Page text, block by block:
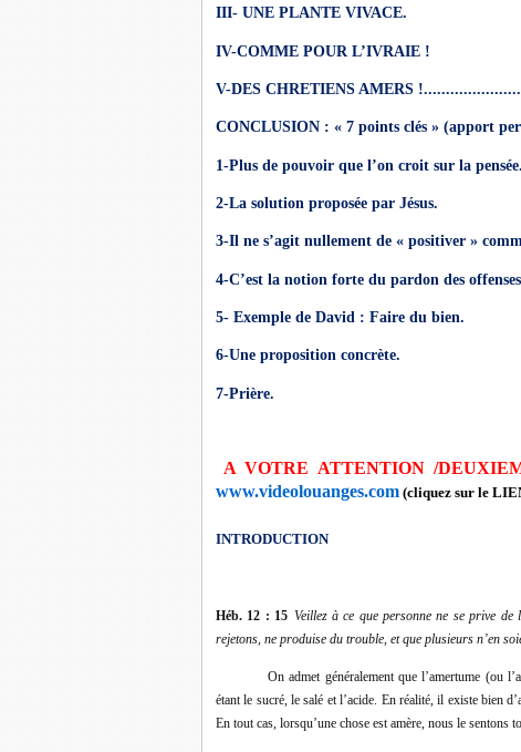
III- UNE PLANTE VIVACE.
IV-COMME POUR L’IVRAIE !
V-DES CHRETIENS AMERS
CONCLUSION : « 7 points clés » (apport
1-Plus de pouvoir que l’on croit sur la pensée.
2-La solution proposée par Jésus.
3-Il ne s’agit nullement de « positiver »
4-C’est la notion forte du pardon des
5- Exemple de David : Faire du bien.
6-Une proposition concrète.
7-Prière.
A VOTRE ATTENTION /
www.videolouanges.com (cliquez sur le
INTRODUCTION
Héb. 12 : 15 Veillez à ce que personne ne se prive
rejetons, ne produise du trouble, et que plusieurs n’en
On admet généralement que l’amertume (ou
étant le sucré, le salé et l’acide. En réalité, il existe bien
En tout cas, lorsqu’une chose est amère, nous le sentons